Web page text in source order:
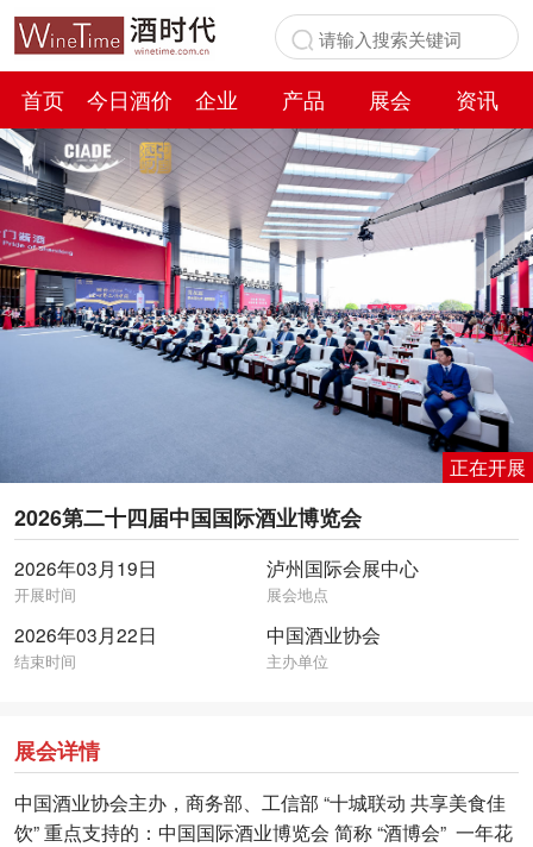
首页 今日酒价 企业 产品 展会
资讯
百科
正在开展
2026第二十四届中国国际酒业博览会
2026年03月19日
开展时间
泸州国际会展中心
展会地点
2026年03月22日
结束时间
中国酒业协会
主办单位
展会详情
中国酒业协会主办，商务部、工信部 “十城联动 共享美食佳
饮” 重点支持的：中国国际酒业博览会 简称 “酒博会” 一年花